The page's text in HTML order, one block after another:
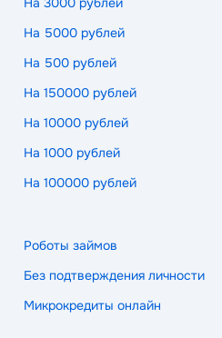
На 5000 рублей
На 500 рублей
На 150000 рублей
На 10000 рублей
На 1000 рублей
На 100000 рублей
Роботы займов
Без подтверждения личности
Микрокредиты онлайн